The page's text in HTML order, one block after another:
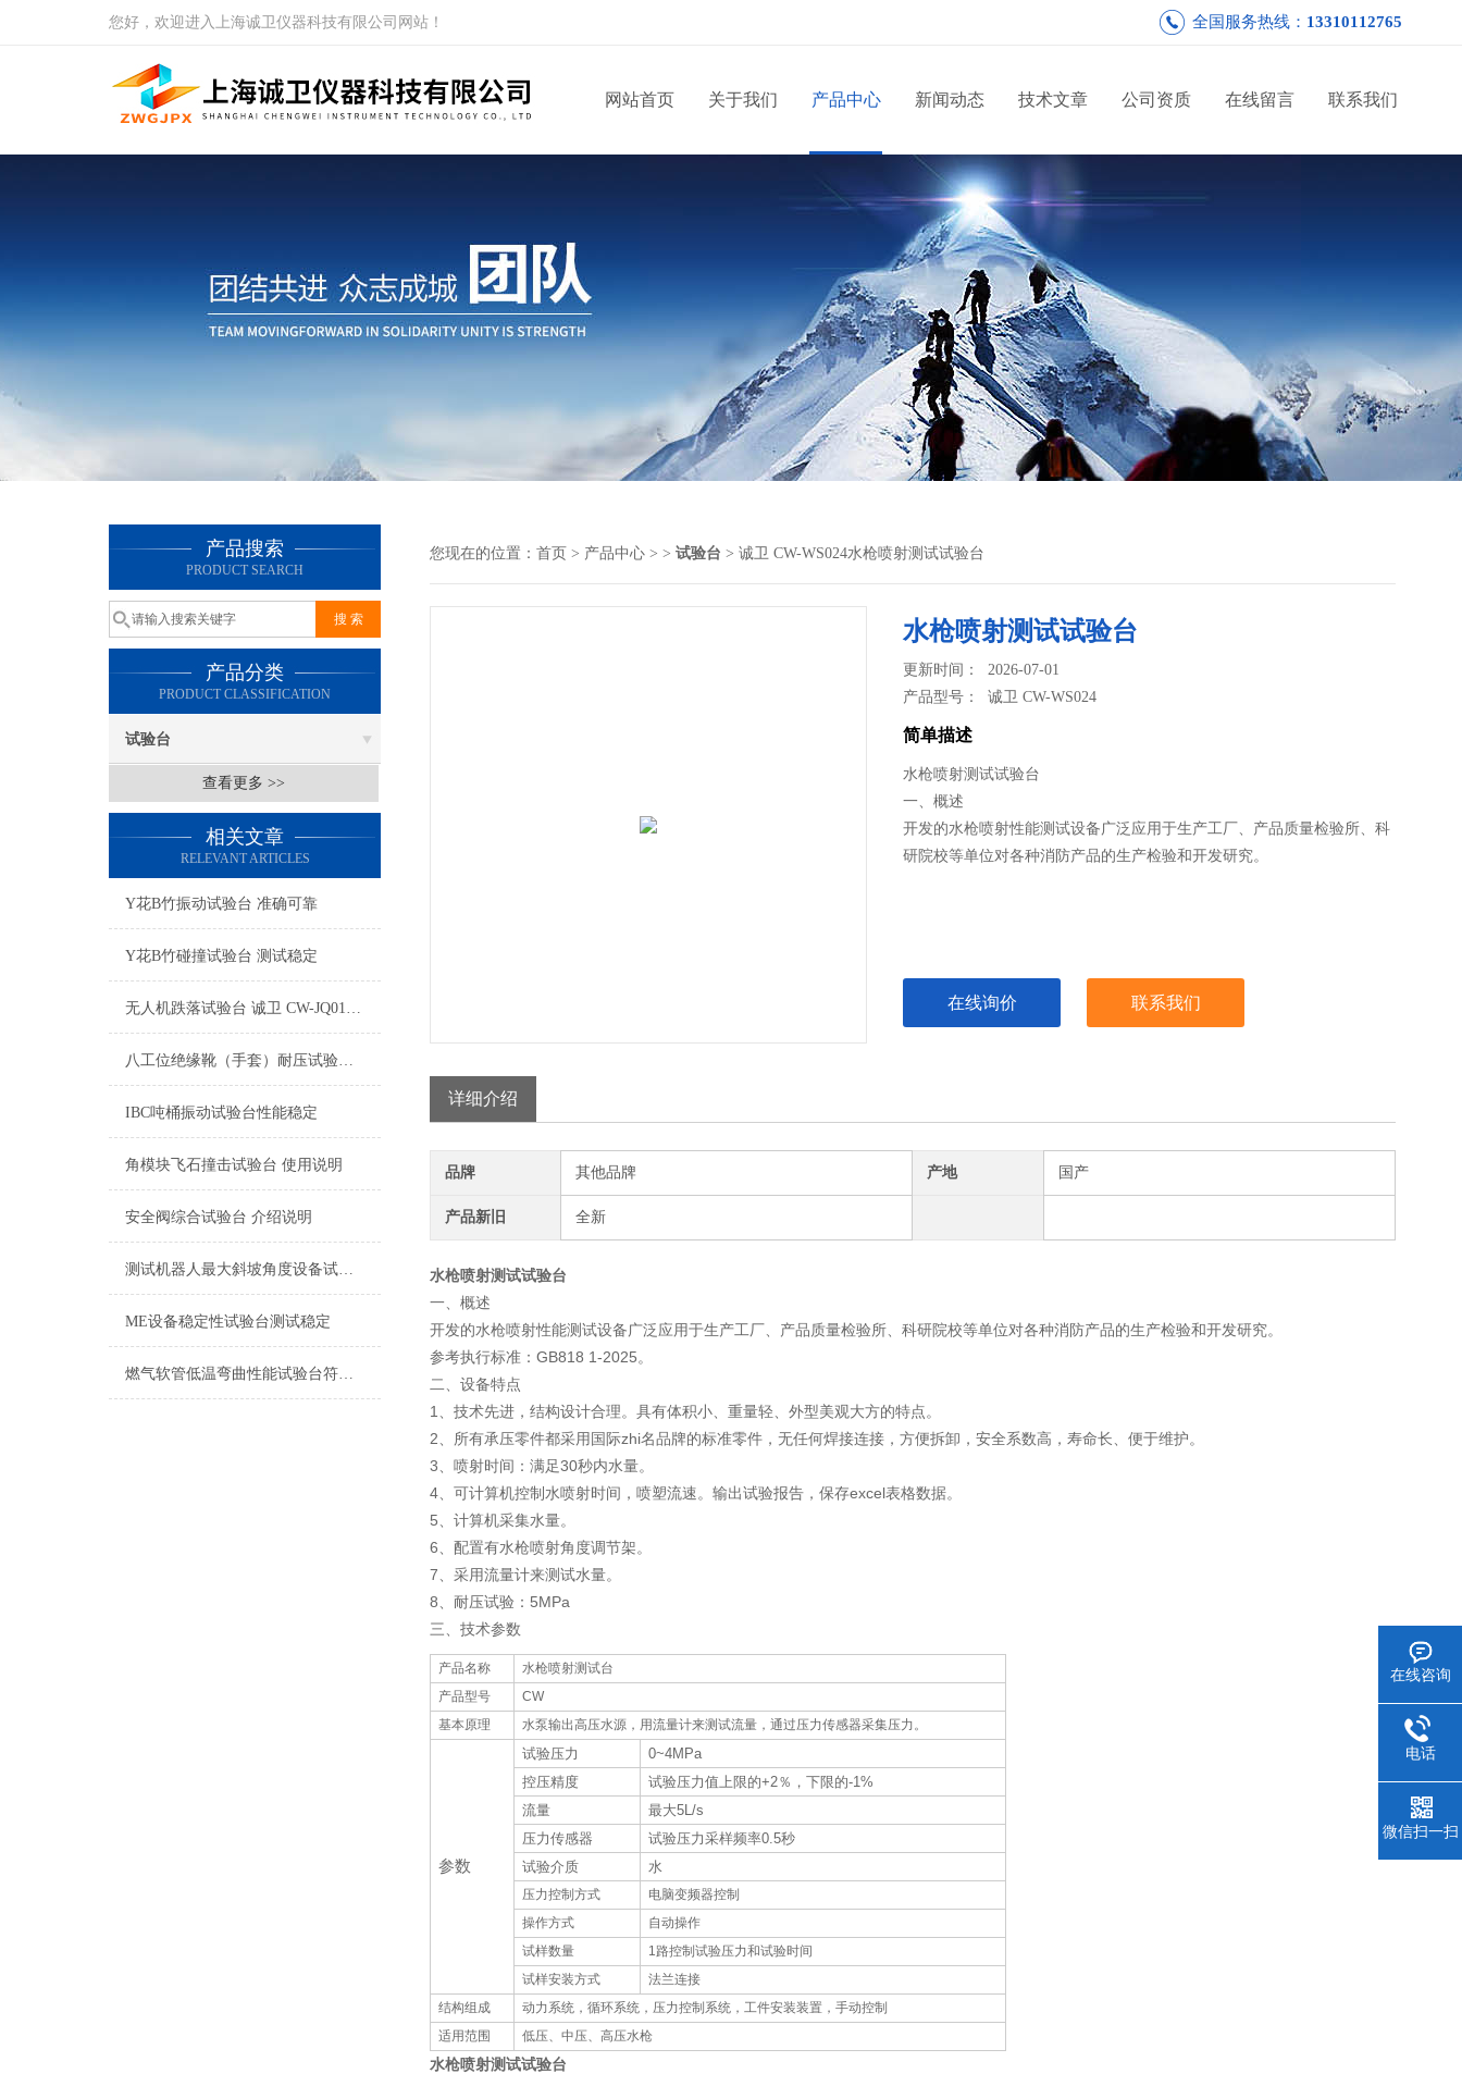
您好，欢迎进入上海诚卫仪器科技有限公司网站！ 全国服务热线： 13310112765
网站首页 关于我们 产品中心 新闻动态 技术文章 公司资质 在线留言 联系我们
产品搜索
PRODUCT SEARCH
产品分类
PRODUCT CLASSIFICATION
试验台
查看更多 >>
相关文章
RELEVANT ARTICLES
Y花B竹振动试验台 准确可靠
Y花B竹碰撞试验台 测试稳定
无人机跌落试验台 诚卫 CW-JQ018 介绍说明
八工位绝缘靴（手套）耐压试验台测试标准
IBC吨桶振动试验台性能稳定
角模块飞石撞击试验台 使用说明
安全阀综合试验台 介绍说明
测试机器人最大斜坡角度设备试验台技术参数
ME设备稳定性试验台测试稳定
燃气软管低温弯曲性能试验台符合标准
您现在的位置： 首页 > 产品中心 > > 试验台 > 诚卫 CW-WS024水枪喷射测试试验台
水枪喷射测试试验台
更新时间： 2026-07-01
产品型号：诚卫 CW-WS024
简单描述
水枪喷射测试试验台
一、概述
开发的水枪喷射性能测试设备广泛应用于生产工厂、产品质量检验所、科
研院校等单位对各种消防产品的生产检验和开发研究。
在线询价 联系我们
详细介绍
品牌 其他品牌 产地 国产
产品新旧 全新
水枪喷射测试试验台
一、概述
开发的水枪喷射性能测试设备广泛应用于生产工厂、产品质量检验所、科研院校等单位对各种消防产品的生产检验和开发研究。
参考执行标准：GB818 1-2025。
二、设备特点
1、技术先进，结构设计合理。具有体积小、重量轻、外型美观大方的特点。
2、所有承压零件都采用国际zhi名品牌的标准零件，无任何焊接连接，方便拆卸，安全系数高，寿命长、便于维护。
3、喷射时间：满足30秒内水量。
4、可计算机控制水喷射时间，喷塑流速。输出试验报告，保存excel表格数据。
5、计算机采集水量。
6、配置有水枪喷射角度调节架。
7、采用流量计来测试水量。
8、耐压试验 ： 5MPa
三、技术参数
产品名称
水枪喷射测试台
产品型号
CW
基本原理
水泵输出高压水源，用流量计来测试流量，通过压力传感器采集压力。
参数
试验压力
0~4MPa
控压精度
试验压力值上限的+2％，下限的-1%
流量
最大5L/s
压力传感器
试验压力采样频率0.5秒
试验介质
水
压力控制方式
电脑变频器控制
操作方式
自动操作
试样数量
1路控制试验压力和试验时间
试样安装方式
法兰连接
结构组成
动力系统，循环系统，压力控制系统，工件安装装置，手动控制
适用范围
低压、中压、高压水枪
水枪喷射测试试验台
在线咨询
电话
微信扫一扫